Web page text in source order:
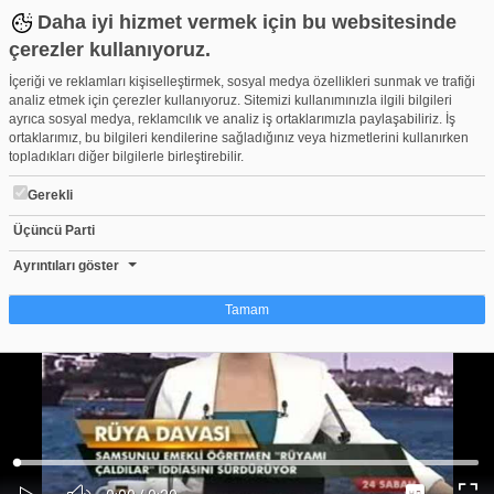
Daha iyi hizmet vermek için bu websitesinde
çerezler kullanıyoruz.
İçeriği ve reklamları kişiselleştirmek, sosyal medya özellikleri sunmak ve trafiği
analiz etmek için çerezler kullanıyoruz. Sitemizi kullanımınızla ilgili bilgileri
ayrıca sosyal medya, reklamcılık ve analiz iş ortaklarımızla paylaşabiliriz. İş
ortaklarımız, bu bilgileri kendilerine sağladığınız veya hizmetlerini kullanırken
topladıkları diğer bilgilerle birleştirebilir.
Gerekli
Üçüncü Parti
Ayrıntıları göster
Tamam
Çerez nedir?
Çerezler, web-sitelerinin, kullanıcıların deneyimlerini daha verimli hale getirmek
amacıyla kullandığı küçük metin dosyalarıdır. Yasalara göre, bu sitenin
işletilmesi için kesinlikle gerekli olan çerezleri cihazınıza yerleştirebiliyoruz.
Diğer çerez türleri için sizden izin almamız gerekiyor. Bu site farklı çerez türleri
kullanmaktadır. Bazı çerezler, sayfalarımızda yer alan üçüncü şahıs hizmetleri
tarafından yerleştirilir. İzniniz şu alanlar için geçerlidir: web.tv
Ses
Yüklendi:
0%
Yükleniyor:
24TV REKLAM YAZARI ŞAİR HASAN SANCAK